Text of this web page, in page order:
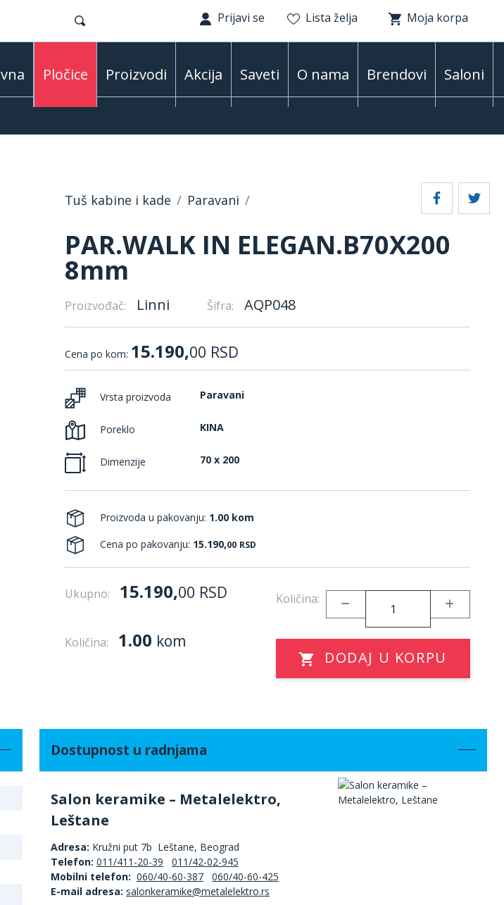
Prijavi se Lista želja Moja korpa
Pločice Proizvodi Akcija Saveti O nama Brendovi Saloni
Tuš kabine i kade Paravani
PAR.WALK IN ELEGAN.B70X200
8mm
Proizvođač: Linni Šifra: AQP048
Cena po kom: 15.190,00 RSD
Vrsta proizvoda Paravani
Poreklo KINA
Dimenzije 70 x 200
Proizvoda u pakovanju: 1.00 kom
Cena po pakovanju: 15.190,00 RSD
Ukupno: 15.190,00 RSD Količina:
Količina: 1.00 kom
DODAJ U KORPU
Dostupnost u radnjama
Salon keramike – Metalelektro,
Leštane
Adresa: Kružni put 7b Leštane, Beograd
Telefon: 011/411-20-39
011/42-02-945
Mobilni telefon: 060/40-60-387
060/40-60-425
E-mail adresa: